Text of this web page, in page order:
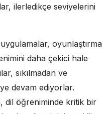
ilerledikçe seviyelerini
oyunlaştırma
daha çekici hale
sıkılmadan ve
devam ediyorlar.
dil öğreniminde kritik bir